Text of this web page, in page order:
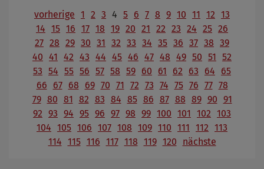
vorherige 1 2 3 4 5 6 7 8 9 10 11 12 13
14 15 16 17 18 19 20 21 22 23 24 25 26
27 28 29 30 31 32 33 34 35 36 37 38 39
40 41 42 43 44 45 46 47 48 49 50 51
52
53 54 55 56 57 58 59 60 61 62 63 64
65
66
67 68 69 70 71 72 73 74 75 76 77 78
79 80 81 82 83 84 85 86 87 88 89 90 91
92 93 94 95 96 97 98 99 100 101 102 103
104 105 106 107 108 109 110 111 112 113
114 115 116 117 118 119 120 nächste